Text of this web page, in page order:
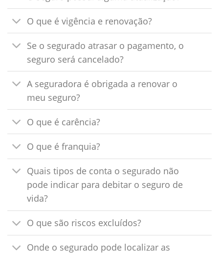
O que é vigência e renovação?
Se o segurado atrasar o pagamento, o
seguro será cancelado?
A seguradora é obrigada a renovar o
meu seguro?
O que é carência?
O que é franquia?
Quais tipos de conta o segurado não
pode indicar para debitar o seguro de
vida?
O que são riscos excluídos?
Onde o segurado pode localizar as